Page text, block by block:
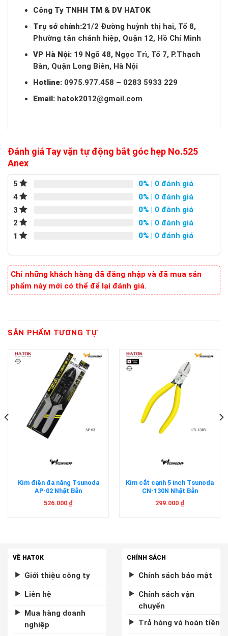
Công Ty TNHH TM & DV HATOK
Trụ sở chính:21/2 Đường huỳnh thị hai, Tổ 8,
Phường tân chánh hiệp, Quận 12, Hồ Chí Minh
VP Hà Nội: 19 Ngõ 48, Ngọc Trì, Tổ 7, P.Thạch
Bàn, Quận Long Biên, Hà Nội
Hotline: 0975.977.458 – 0283 5933 229
Email: hatok2012@gmail.com
Đánh giá Tay vặn tự động bắt góc hẹp No.525
Anex
5 0% | 0 đánh giá
4
0% | 0 đánh giá
3
0% | 0 đánh giá
2
0% | 0 đánh giá
1
0% | 0 đánh giá
Chỉ những khách hàng đã đăng nhập và đã mua sản
phẩm này mới có thể để lại đánh giá.
SẢN PHẨM TƯƠNG TỰ
Kìm điện đa năng Tsunoda
AP-02 Nhật Bản
526.000 ₫
Kìm cắt cạnh 5 inch Tsunoda
CN-130N Nhật Bản
299.000 ₫
VỀ HATOK
Giới thiệu công ty
Liên hệ
Mua hàng doanh
nghiệp
CHÍNH SÁCH
Chính sách bảo mật
Chính sách vận
chuyển
Trả hàng và hoàn tiền